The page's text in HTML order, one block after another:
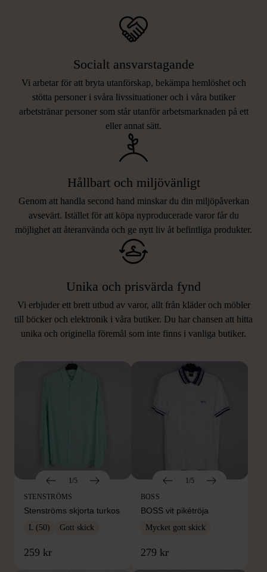
Socialt ansvarstagande
Vi arbetar för att bryta utanförskap, bekämpa hemlöshet och
stötta personer i svåra livssituationer och i våra butiker
arbetstränar personer som står utanför arbetsmarknaden på ett
eller annat sätt.
Hållbart och miljövänligt
Genom att handla second hand minskar du din miljöpåverkan
avsevärt. Istället för att köpa nyproducerade varor får du
möjlighet att återanvända och ge nytt liv åt befintliga produkter.
Unika och prisvärda fynd
Vi erbjuder ett brett utbud av varor, allt från kläder och möbler
till böcker och elektronik i våra butiker. Du har chansen att hitta
unika och originella föremål som inte finns i vanliga butiker.
LIKNANDE PRODUKTER
Hitta produkter som påminner om denna
1/5
STENSTRÖMS
Stenströms skjorta turkos
L (50) Gott skick
259 kr
1/5
BOSS
BOSS vit pikétröja
Mycket gott skick
279 kr